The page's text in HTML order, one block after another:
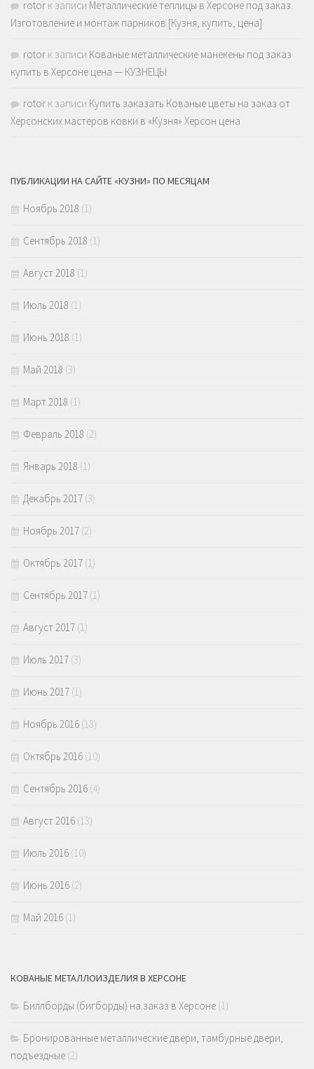
rotor к записи Металлические теплицы в Херсоне под заказ.
Изготовление и монтаж парников [Кузня, купить, цена]
rotor к записи Кованые металлические манекены под заказ
купить в Херсоне цена — КУЗНЕЦЫ
rotor к записи Купить заказать Кованые цветы на заказ от
Херсонских мастеров ковки в «Кузня» Херсон цена
ПУБЛИКАЦИИ НА САЙТЕ «КУЗНИ» ПО МЕСЯЦАМ
Ноябрь 2018 (1)
Сентябрь 2018 (1)
Август 2018 (1)
Июль 2018 (1)
Июнь 2018 (1)
Май 2018 (3)
Март 2018 (1)
Февраль 2018 (2)
Январь 2018 (1)
Декабрь 2017 (3)
Ноябрь 2017 (2)
Октябрь 2017 (1)
Сентябрь 2017 (1)
Август 2017 (1)
Июль 2017 (3)
Июнь 2017 (1)
Ноябрь 2016 (18)
Октябрь 2016 (10)
Сентябрь 2016 (4)
Август 2016 (13)
Июль 2016 (10)
Июнь 2016 (2)
Май 2016 (1)
КОВАНЫЕ МЕТАЛЛОИЗДЕЛИЯ В ХЕРСОНЕ
Биллборды (бигборды) на заказ в Херсоне (1)
Бронированные металлические двери, тамбурные двери,
подъездные (2)